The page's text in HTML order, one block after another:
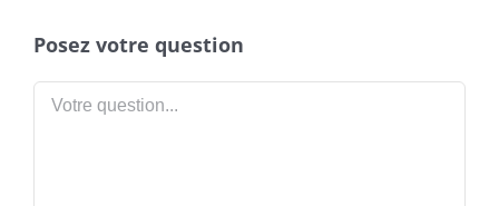
Posez votre question
Votre